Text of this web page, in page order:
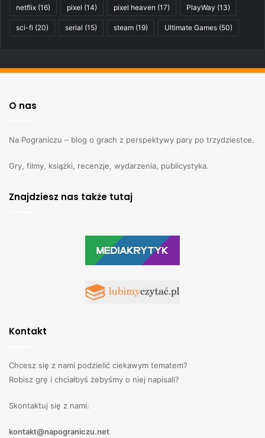
netflix (16) pixel (14) pixel heaven (17) PlayWay (13)
sci-fi (20) serial (15) steam (19) Ultimate Games (50)
O nas
Na Pograniczu – blog o grach z perspektywy pary po trzydziestce.
Gry, filmy, książki, recenzje, wydarzenia, publicystyka.
Znajdziesz nas także tutaj
Kontakt
Chcesz się z nami podzielić ciekawym tematem?
Robisz grę i chciałbyś żebyśmy o niej napisali?
Skontaktuj się z nami:
kontakt@napograniczu.net